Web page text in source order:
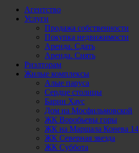
Агентство
Услуги
Продажа собственности
Покупка недвижимости
Аренда. Сдать
Аренда. Снять
Риэлторам
Жилые комплексы
Алые паруса
Сердце столицы
Барин Хаус
Дом на Мосфильмовской
ЖК Воробьевы горы
ЖК на Маршала Конева 14
ЖК Северная звезда
ЖК Суббота